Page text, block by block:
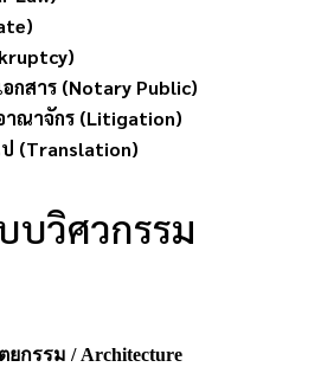
กสาร (Notary Public)
าณาจักร (Litigation)
(Translation)
บวิศวกรรม
กรรม / Architecture